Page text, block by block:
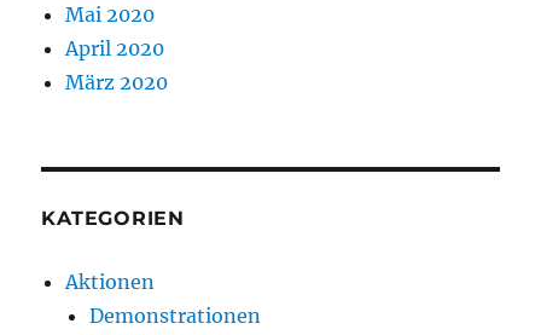
Mai 2020
April 2020
März 2020
KATEGORIEN
Aktionen
Demonstrationen